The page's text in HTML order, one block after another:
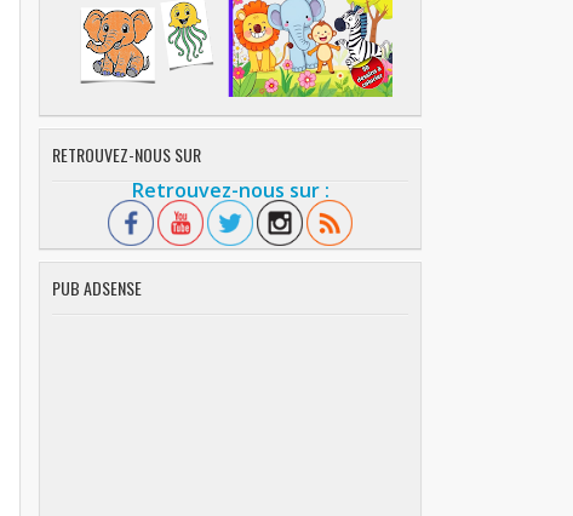
RETROUVEZ-NOUS SUR
Retrouvez-nous sur :
PUB ADSENSE